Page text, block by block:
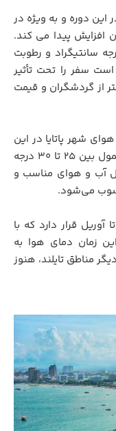
این دوره و به ویژه در
افزایش پیدا می کند.
هوا در این فصل بین ۲۴ تا ۳۰ درجه سانتیگراد و رطوبت
است سفر را تحت تأثیر
از گردشگران و قیمت‌
شهر پاتایا در این
فصل گرم و خشک است و دما به طور معمول بین ۲۵ تا ۳۰ درجه
آب و هوای مناسب و
می‌شود.
آوریل قرار دارد که با
زمان دمای هوا به
مناطق تایلند، هنوز